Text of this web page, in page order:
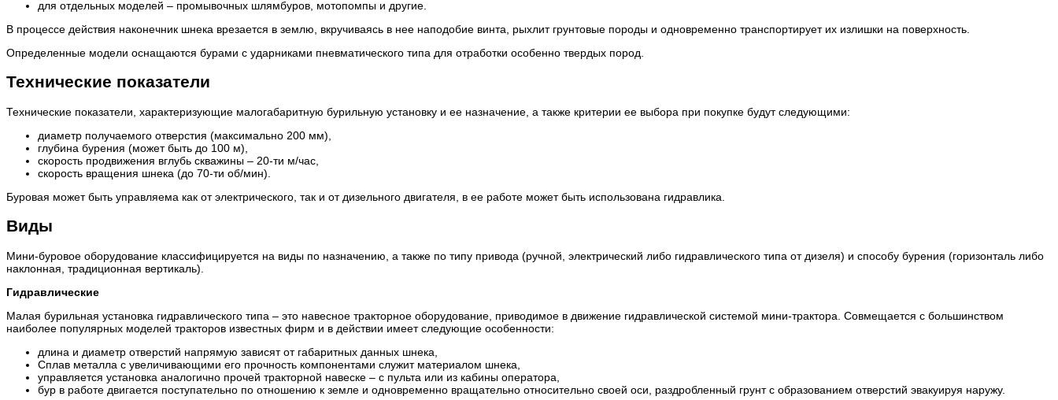
для отдельных моделей – промывочных шлямбуров, мотопомпы и другие.
В процессе действия наконечник шнека врезается в землю, вкручиваясь в нее наподобие винта, рыхлит грунтовые породы и одновременно транспортирует их излишки на поверхность.
Определенные модели оснащаются бурами с ударниками пневматического типа для отработки особенно твердых пород.
Технические показатели
Технические показатели, характеризующие малогабаритную бурильную установку и ее назначение, а также критерии ее выбора при покупке будут следующими:
диаметр получаемого отверстия (максимально 200 мм),
глубина бурения (может быть до 100 м),
скорость продвижения вглубь скважины – 20-ти м/час,
скорость вращения шнека (до 70-ти об/мин).
Буровая может быть управляема как от электрического, так и от дизельного двигателя, в ее работе может быть использована гидравлика.
Виды
Мини-буровое оборудование классифицируется на виды по назначению, а также по типу привода (ручной, электрический либо гидравлического типа от дизеля) и способу бурения (горизонталь либо
наклонная, традиционная вертикаль).
Гидравлические
Малая бурильная установка гидравлического типа – это навесное тракторное оборудование, приводимое в движение гидравлической системой мини-трактора. Совмещается с большинством
наиболее популярных моделей тракторов известных фирм и в действии имеет следующие особенности:
длина и диаметр отверстий напрямую зависят от габаритных данных шнека,
Сплав металла с увеличивающими его прочность компонентами служит материалом шнека,
управляется установка аналогично прочей тракторной навеске – с пульта или из кабины оператора,
бур в работе двигается поступательно по отношению к земле и одновременно вращательно относительно своей оси, раздробленный грунт с образованием отверстий эвакуируя наружу.